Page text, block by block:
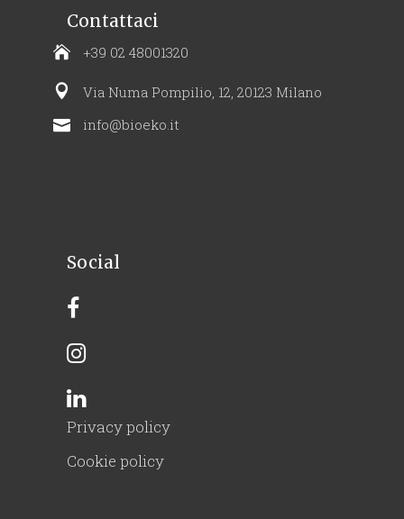
Contattaci
+39 02 48001320
Via Numa Pompilio, 12, 20123 Milano
info@bioeko.it
Social
Privacy policy
Cookie policy